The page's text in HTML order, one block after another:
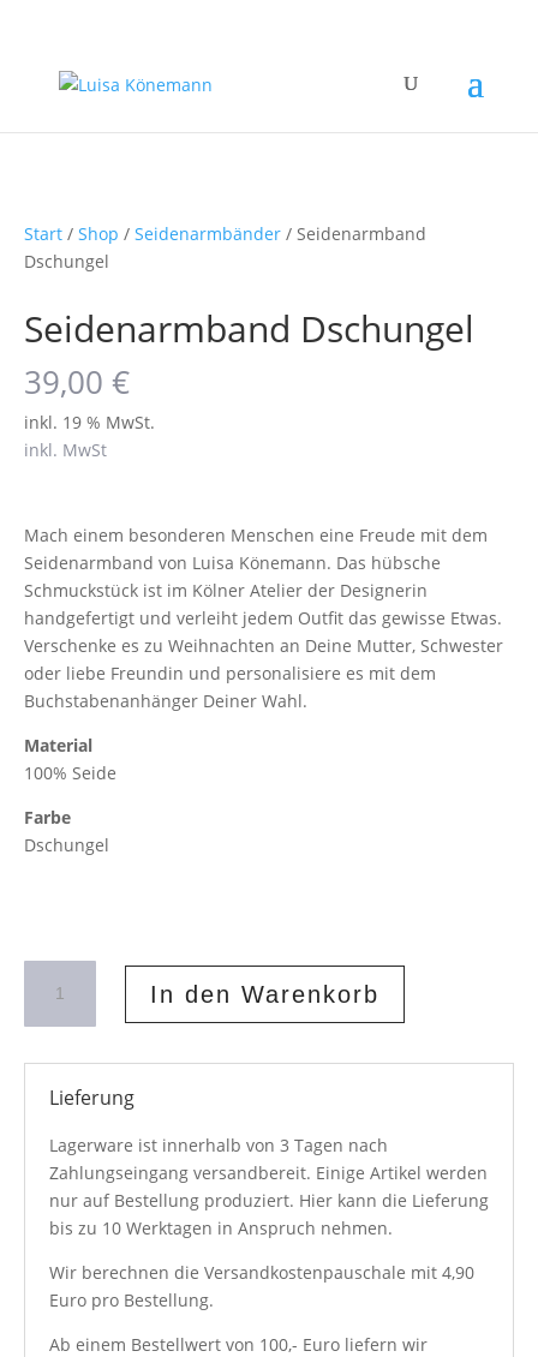
Start / Shop / Seidenarmbänder / Seidenarmband
Dschungel
Seidenarmband Dschungel
39,00 €
inkl. 19 % MwSt.
inkl. MwSt
Mach einem besonderen Menschen eine Freude mit dem
Seidenarmband von Luisa Könemann. Das hübsche
Schmuckstück ist im Kölner Atelier der Designerin
handgefertigt und verleiht jedem Outfit das gewisse Etwas.
Verschenke es zu Weihnachten an Deine Mutter, Schwester
oder liebe Freundin und personalisiere es mit dem
Buchstabenanhänger Deiner Wahl.
Material
100% Seide
Farbe
Dschungel
Seidenarmband
Dschungel
Menge
In den Warenkorb
Lieferung
Lagerware ist innerhalb von 3 Tagen nach
Zahlungseingang versandbereit. Einige Artikel werden
nur auf Bestellung produziert. Hier kann die Lieferung
bis zu 10 Werktagen in Anspruch nehmen.
Wir berechnen die Versandkostenpauschale mit 4,90
Euro pro Bestellung.
Ab einem Bestellwert von 100,- Euro liefern wir